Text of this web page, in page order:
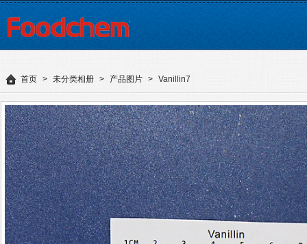
首页 > 未分类相册 > 产品图片 > Vanillin7